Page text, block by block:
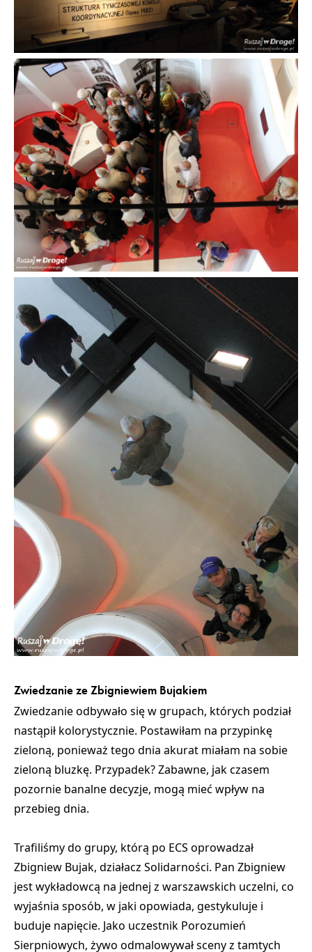
Zwiedzanie ze Zbigniewiem Bujakiem
Zwiedzanie odbywało się w grupach, których podział
nastąpił kolorystycznie. Postawiłam na przypinkę
zieloną, ponieważ tego dnia akurat miałam na sobie
zieloną bluzkę. Przypadek? Zabawne, jak czasem
pozornie banalne decyzje, mogą mieć wpływ na
przebieg dnia.
Trafiliśmy do grupy, którą po ECS oprowadzał
Zbigniew Bujak, działacz Solidarności. Pan Zbigniew
jest wykładowcą na jednej z warszawskich uczelni, co
wyjaśnia sposób, w jaki opowiada, gestykuluje i
buduje napięcie. Jako uczestnik Porozumień
Sierpniowych, żywo odmalowywał sceny z tamtych